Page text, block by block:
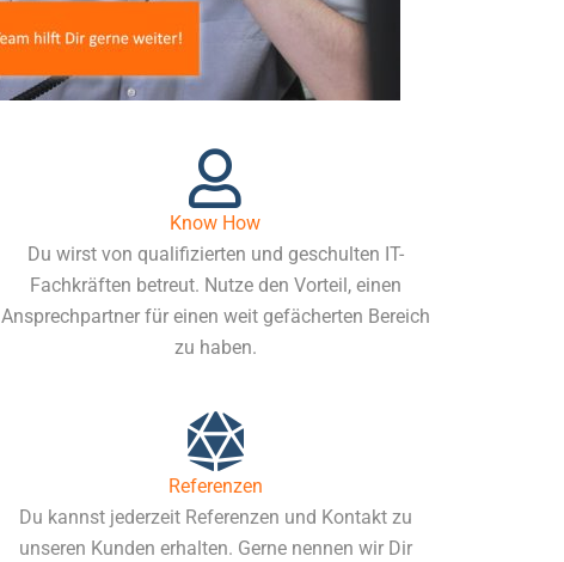
Know How
Du wirst von qualifizierten und geschulten IT-
Fachkräften betreut. Nutze den Vorteil, einen
Ansprechpartner für einen weit gefächerten Bereich
zu haben.
Referenzen
Du kannst jederzeit Referenzen und Kontakt zu
unseren Kunden erhalten. Gerne nennen wir Dir